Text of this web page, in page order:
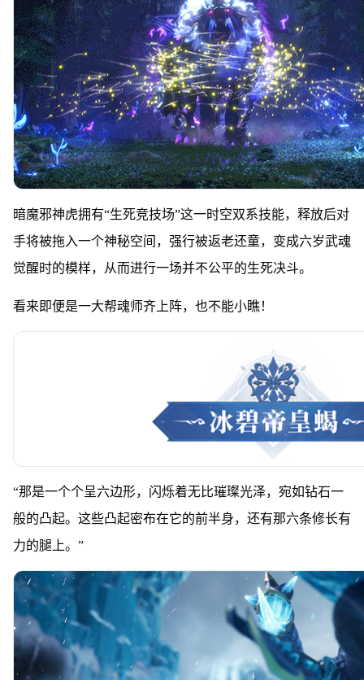
暗魔邪神虎拥有“生死竞技场”这一时空双系技能，释放后对
手将被拖入一个神秘空间，强行被返老还童，变成六岁武魂
觉醒时的模样，从而进行一场并不公平的生死决斗。
看来即便是一大帮魂师齐上阵，也不能小瞧！
“那是一个个呈六边形，闪烁着无比璀璨光泽， 宛如钻石一
般的凸起。 这些凸起密布在它的前半身， 还有那六条修长有
力的腿上。”